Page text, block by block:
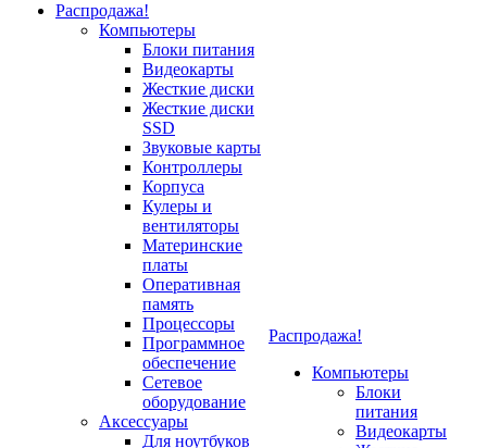
Распродажа!
Компьютеры
Блоки питания
Видеокарты
Жесткие диски
Жесткие диски
SSD
Звуковые карты
Контроллеры
Корпуса
Кулеры и
вентиляторы
Материнские
платы
Оперативная
память
Процессоры
Программное
обеспечение
Сетевое
оборудование
Аксессуары
Для ноутбуков
Распродажа!
Компьютеры
Блоки
питания
Видеокарты